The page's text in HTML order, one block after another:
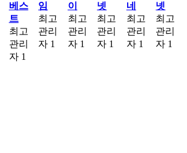
베스
트
최고
관리
자 1
임
최고
관리
자 1
이
최고
관리
자 1
넷
최고
관리
자 1
네
최고
관리
자 1
넷
최고
관리
자 1